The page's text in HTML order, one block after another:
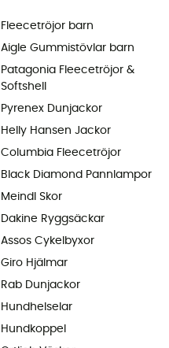
Fleecetröjor barn
Aigle Gummistövlar barn
Patagonia Fleecetröjor &
Softshell
Pyrenex Dunjackor
Helly Hansen Jackor
Columbia Fleecetröjor
Black Diamond Pannlampor
Meindl Skor
Dakine Ryggsäckar
Assos Cykelbyxor
Giro Hjälmar
Rab Dunjackor
Hundhelselar
Hundkoppel